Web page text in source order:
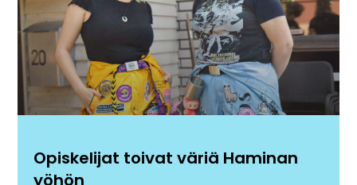
Opiskelijat toivat väriä Haminan
yöhön